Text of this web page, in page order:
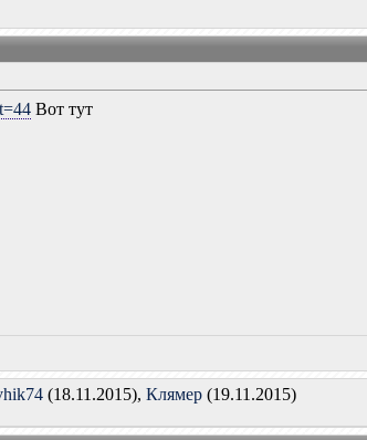
Вот тут
(18.11.2015),Клямер (19.11.2015)